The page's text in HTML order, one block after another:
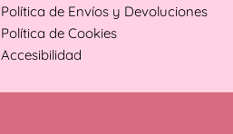
Política de Envíos y Devoluciones
Política de Cookies
Accesibilidad